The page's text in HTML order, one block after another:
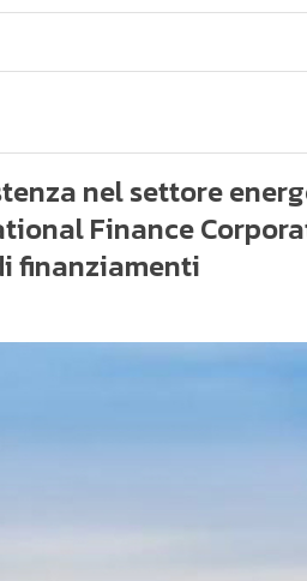
nel settore
Finance
finanziamenti